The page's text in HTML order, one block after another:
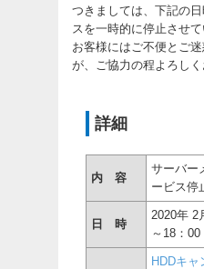
つきましては、下記の
スを一時的に停止させて
お客様にはご不便とご
が、ご協力の程よろしく
詳細
内 容
サーバー
ービス停
日 時
2020年 2
～18：00
HDDキ